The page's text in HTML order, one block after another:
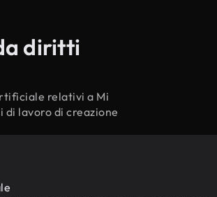
diritti
relativi a Mi
lavoro di creazione